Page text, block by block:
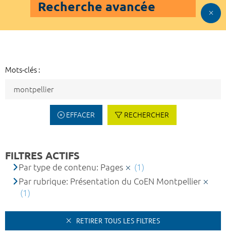
Recherche avancée
Mots-clés :
EFFACER RECHERCHER
FILTRES ACTIFS
Par type de contenu: Pages
(1)
Par rubrique: Présentation du CoEN Montpellier
(1)
RETIRER TOUS LES FILTRES